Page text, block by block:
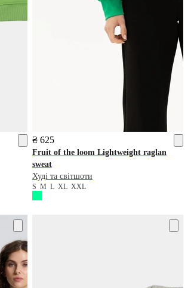
₴ 625
Fruit of the loom Lightweight raglan
sweat
Худі та світшоти
S M L XL XXL